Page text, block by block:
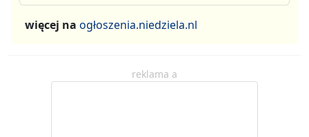
więcej na ogłoszenia.niedziela.nl
reklama a